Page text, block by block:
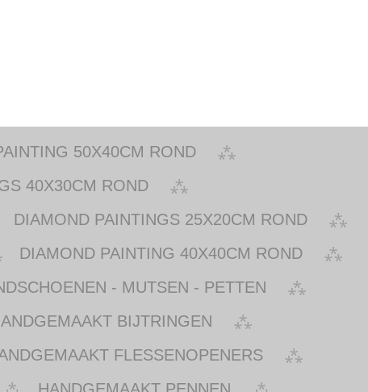
50X40CM ROND
40X30CM ROND
DIAMOND PAINTINGS 25X20CM ROND
DIAMOND PAINTING 40X40CM ROND
- MUTSEN - PETTEN
BIJTRINGEN
FLESSENOPENERS